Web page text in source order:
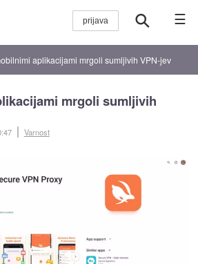
☰
aplikacijami mrgoli sumljivih VPN-jev
mrgoli sumljivih
Varnost